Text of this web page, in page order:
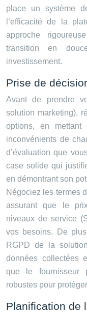
place un système
l’efficacité de la
approche
transition en
investissement.
Prise de
Avant de prendre
solution marketing),
options, en
inconvénients de
d’évaluation que
case solide qui
en démontrant son
Négociez les termes
assurant que le
niveaux de service
vos besoins. De
RGPD de la
données collectées
que le fournisseur
robustes pour
Planification de